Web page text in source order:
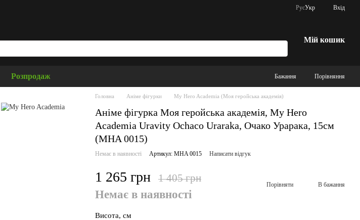
РусУкр Вхід
Мій кошик
Розпродаж Бажання Порівняння
Головна Аніме фігурки My Hero Academia (Моя геройська академія)
Аніме фігурка Моя геройська академія, My Hero
Academia Uravity Ochaco Uraraka, Очако Урарака, 15см
(MHA 0015)
Немає в наявності Артикул: MHA 0015 Написати відгук
1 265 грн 1 405 грн
Немає в наявності
Порівняти В бажання
Висота, см